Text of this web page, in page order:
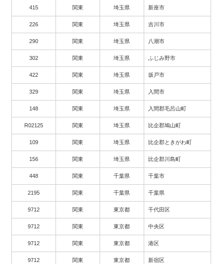
415 関東 埼玉県 新座市
226 関東 埼玉県 吉川市
290 関東 埼玉県 八潮市
302 関東 埼玉県 ふじみ野市
422 関東 埼玉県 坂戸市
329 関東 埼玉県 入間市
148 関東 埼玉県 入間郡毛呂山町
R02125 関東 埼玉県 比企郡鳩山町
109 関東 埼玉県 比企郡ときがわ町
156 関東 埼玉県 比企郡川島町
448 関東 千葉県 千葉市
2195 関東 千葉県 千葉県
9712 関東 東京都 千代田区
9712 関東 東京都 中央区
9712 関東 東京都 港区
9712 関東 東京都 新宿区